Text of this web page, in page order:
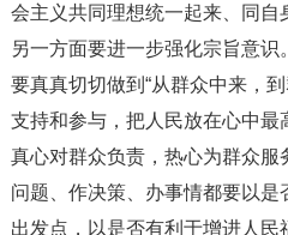
会主义共同理想统一起来、同自
另一方面要进一步强化宗旨意识。
要真真切切做到“从群众中来，
支持和参与，把人民放在心中最
真心对群众负责，热心为群众服
问题、作决策、办事情都要以
出发点，以是否有利于增进人